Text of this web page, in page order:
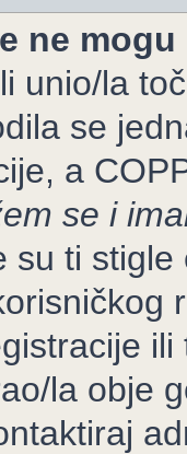
ne
unio/la
se
a
se i
su ti
la obje